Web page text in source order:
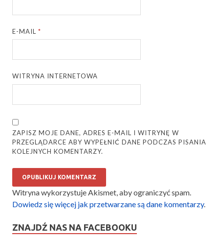
E-MAIL*
WITRYNA INTERNETOWA
ZAPISZ MOJE DANE, ADRES E-MAIL I WITRYNĘ W
PRZEGLĄDARCE ABY WYPEŁNIĆ DANE PODCZAS PISANIA
KOLEJNYCH KOMENTARZY.
Witryna wykorzystuje Akismet, aby ograniczyć spam.
Dowiedz się więcej jak przetwarzane są dane komentarzy.
ZNAJDŹ NAS NA FACEBOOKU